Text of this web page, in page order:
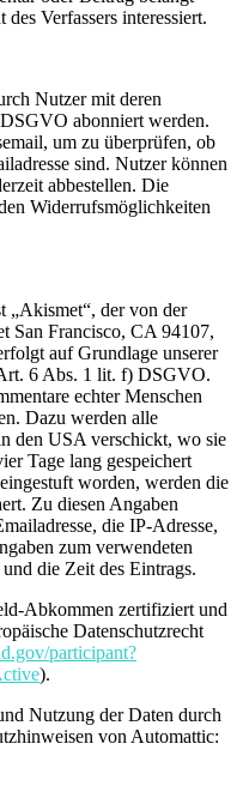
Verfassers interessiert.
Nutzer mit deren
abonniert werden.
um zu überprüfen, ob
sind. Nutzer können
abbestellen. Die
Widerrufsmöglichkeiten
„Akismet“, der von der
San Francisco, CA 94107,
auf Grundlage unserer
6 Abs. 1 lit. f) DSGVO.
echter Menschen
Dazu werden alle
den USA verschickt, wo sie
Tage lang gespeichert
worden, werden die
Zu diesen Angaben
die IP-Adresse,
zum verwendeten
die Zeit des Eintrags.
Abkommen zertifiziert und
Datenschutzrecht
participant?
).
Nutzung der Daten durch
von Automattic: